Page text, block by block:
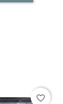
favorite_border